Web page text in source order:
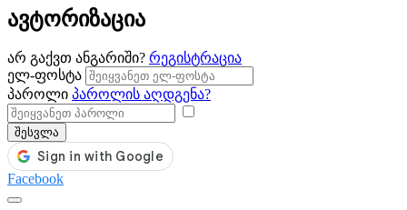
ავტორიზაცია
არ გაქვთ ანგარიში? რეგისტრაცია
ელ-ფოსტა
პაროლი პაროლის აღდგენა?
შესვლა
Facebook